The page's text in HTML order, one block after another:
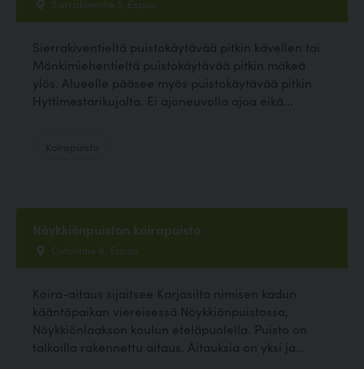
Sierrakiventie 5, Espoo
Sierrakiventieltä puistokäytävää pitkin kävellen tai
Mönkimiehentieltä puistokäytävää pitkin mäkeä
ylös. Alueelle pääsee myös puistokäytävää pitkin
Hyttimestarikujalta. Ei ajoneuvolla ajoa eikä...
Nöykkiönpuiston koirapuisto
Oxfotintie 8, Espoo
Koira-aitaus sijaitsee Karjasilta nimisen kadun
kääntöpaikan viereisessä Nöykkiönpuistossa,
Nöykkiönlaakson koulun eteläpuolella. Puisto on
talkoilla rakennettu aitaus. Aitauksia on yksi ja...